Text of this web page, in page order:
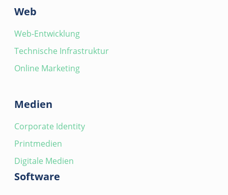
Web
Web-Entwicklung
Technische Infrastruktur
Online Marketing
Medien
Corporate Identity
Printmedien
Digitale Medien
Software